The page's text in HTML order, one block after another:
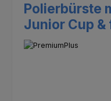
Polierbürste
Junior Cup &